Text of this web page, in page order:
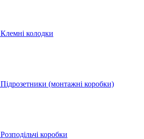
Клемні колодки
Підрозетники (монтажні коробки)
Розподільчі коробки